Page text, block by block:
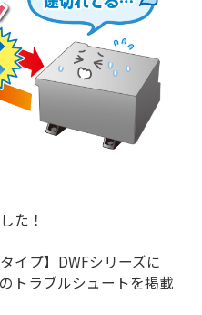
た！
イプ】DWFシリーズに
トラブルシュートを掲載